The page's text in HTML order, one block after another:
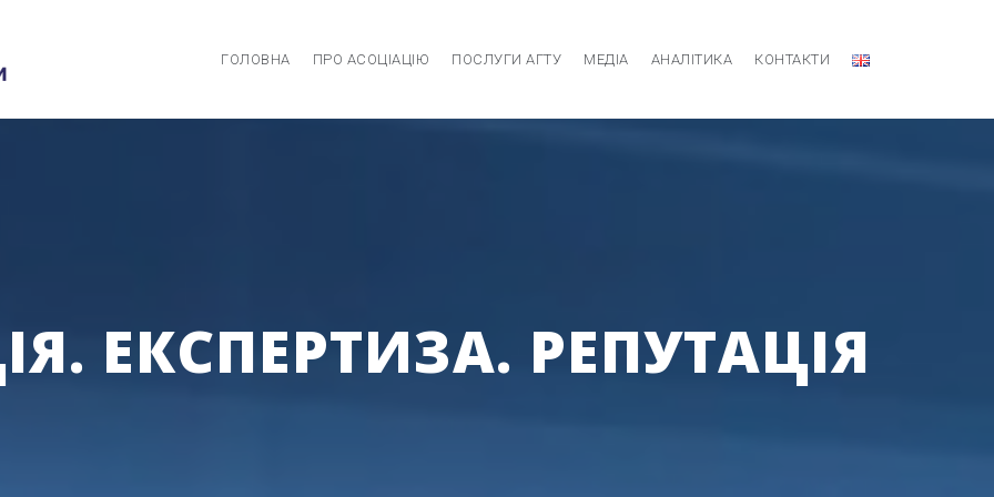
ГОЛОВНА ПРО АСОЦІАЦІЮ ПОСЛУГИ АГТУ МЕДІА АНАЛІТИКА КОНТАКТИ
ЕКСПЕРТИЗА. РЕПУТАЦІЯ